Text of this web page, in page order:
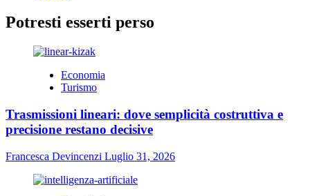
Potresti esserti perso
Economia
Turismo
Trasmissioni lineari: dove semplicità costruttiva e
precisione restano decisive
Francesca Devincenzi Luglio 31, 2026